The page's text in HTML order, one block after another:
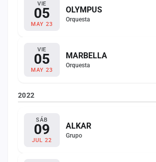
VIE
05
MAY 23
OLYMPUS
Orquesta
VIE
05
MAY 23
MARBELLA
Orquesta
2022
SÁB
09
JUL 22
ALKAR
Grupo